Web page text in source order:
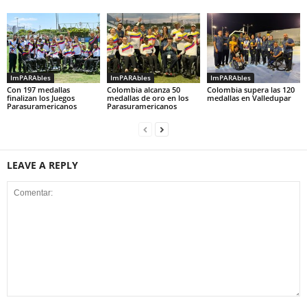
ImPARAbles
Con 197 medallas
finalizan los Juegos
Parasuramericanos
ImPARAbles
Colombia alcanza 50
medallas de oro en los
Parasuramericanos
ImPARAbles
Colombia supera las 120
medallas en Valledupar
LEAVE A REPLY